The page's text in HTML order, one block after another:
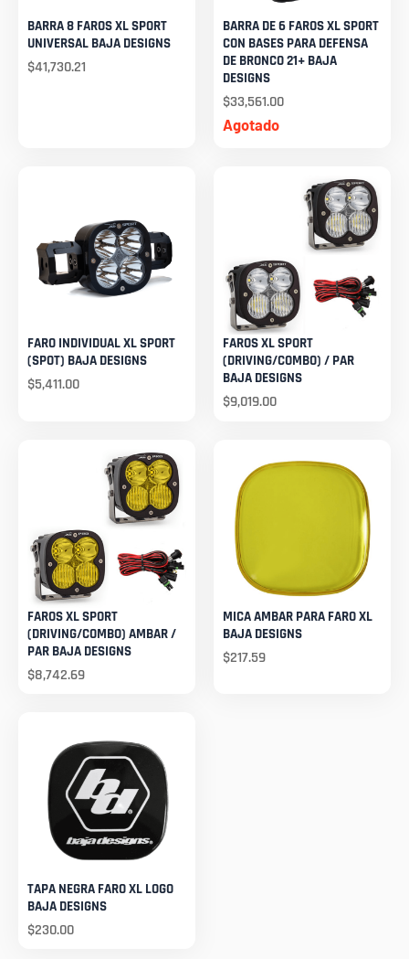
BARRA 8 FAROS XL SPORT
UNIVERSAL BAJA DESIGNS
$41,730.21
Agotado
BARRA DE 6 FAROS XL SPORT
CON BASES PARA DEFENSA
DE BRONCO 21+ BAJA
DESIGNS
$33,561.00
FARO INDIVIDUAL XL SPORT
(SPOT) BAJA DESIGNS
$5,411.00
FAROS XL SPORT
(DRIVING/COMBO) / PAR
BAJA DESIGNS
$9,019.00
FAROS XL SPORT
(DRIVING/COMBO) AMBAR /
PAR BAJA DESIGNS
$8,742.69
MICA AMBAR PARA FARO XL
BAJA DESIGNS
$217.59
TAPA NEGRA FARO XL LOGO
BAJA DESIGNS
$230.00